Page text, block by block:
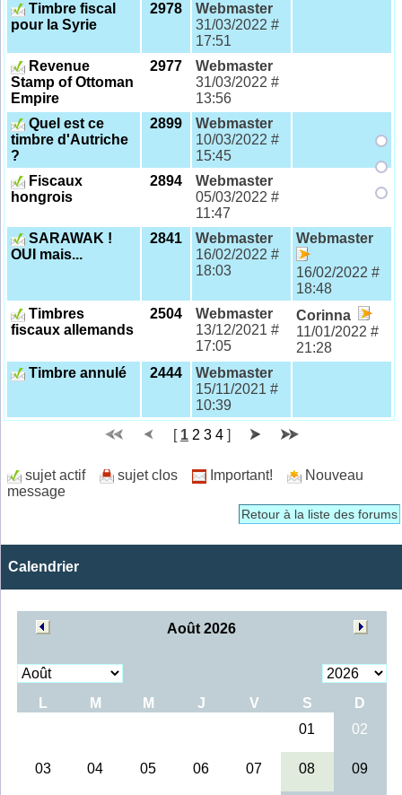
Timbre fiscal
pour la Syrie
2978
Webmaster
31/03/2022 #
17:51
Revenue
Stamp of Ottoman
Empire
2977
Webmaster
31/03/2022 #
13:56
Quel est ce
timbre d'Autriche
?
2899
Webmaster
10/03/2022 #
15:45
Fiscaux
hongrois
2894
Webmaster
05/03/2022 #
11:47
SARAWAK !
OUI mais...
2841
Webmaster
16/02/2022 #
18:03
Webmaster
16/02/2022 #
18:48
Timbres
fiscaux allemands
2504
Webmaster
13/12/2021 #
17:05
Corinna
11/01/2022 #
21:28
Timbre annulé
2444
Webmaster
15/11/2021 #
10:39
[ 1 2 3 4 ]
sujet actif sujet clos Important!
Nouveau
message
Retour à la liste des forums
Calendrier